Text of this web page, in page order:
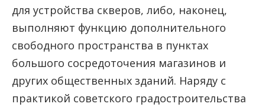
для устройства скверов, либо, наконец,
выполняют функцию дополнительного
свободного пространства в пунктах
большого сосредоточения магазинов и
других общественных зданий. Наряду с
практикой советского градостроительства